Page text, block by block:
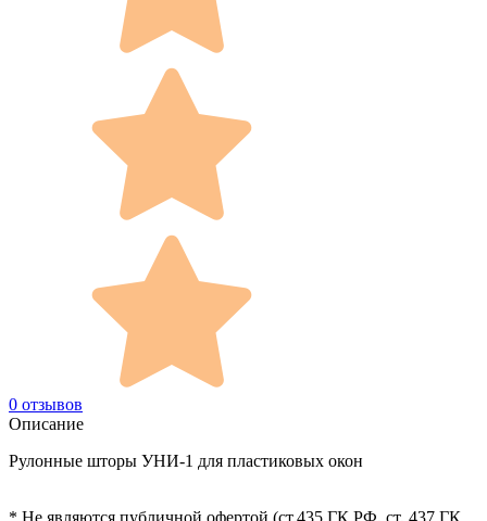
0 отзывов
Описание
Рулонные шторы УНИ-1 для пластиковых окон
* Не являются публичной офертой (ст.435 ГК РФ, cт. 437 ГК